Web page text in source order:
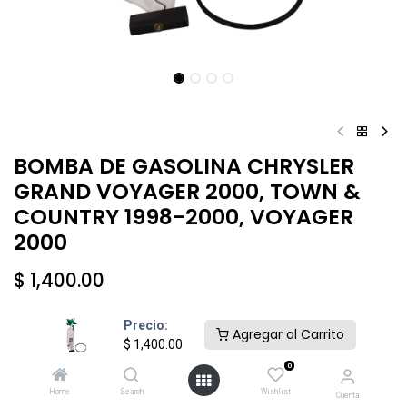
Precio:
$ 1,400.00
Agregar al Carrito
Home Search
0
Wishlist Cuenta
BOMBA DE GASOLINA CHRYSLER
GRAND VOYAGER 2000, TOWN &
COUNTRY 1998-2000, VOYAGER
2000
$ 1,400.00
Añadir al carrito Comprar ahora